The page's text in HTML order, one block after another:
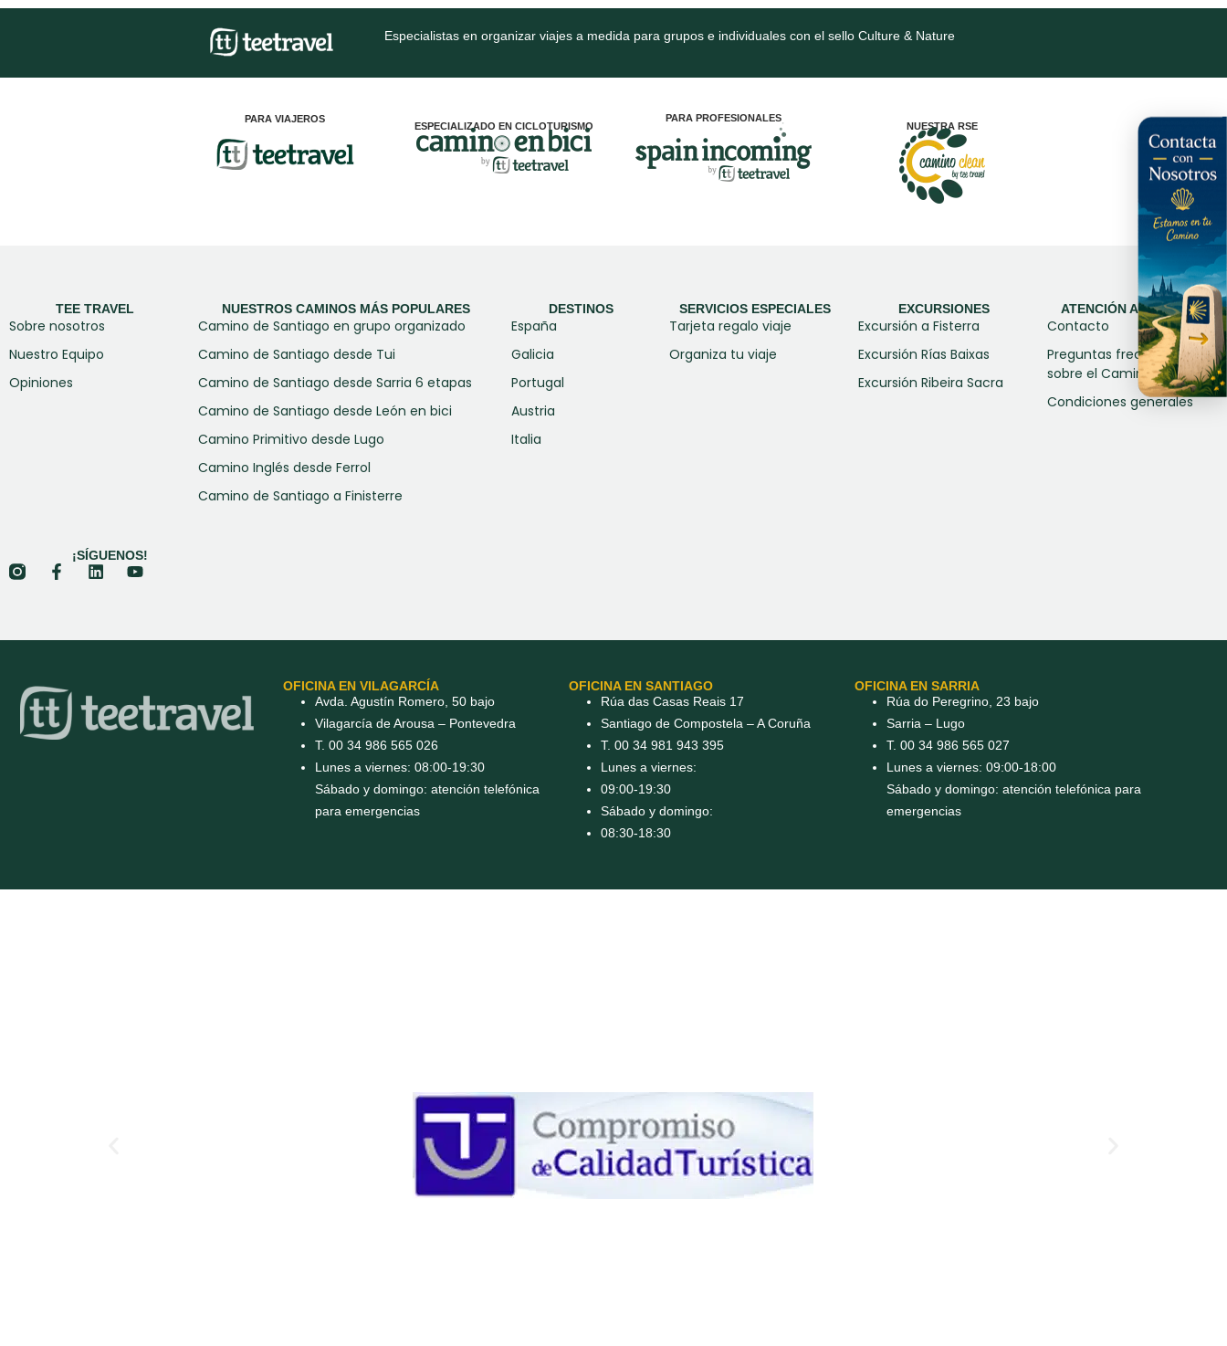
Especialistas en organizar viajes a medida para grupos e individuales con el sello Culture & Nature
PARA VIAJEROS
ESPECIALIZADO EN CICLOTURISMO
PARA PROFESIONALES
NUESTRA RSE
TEE TRAVEL
Sobre nosotros
Nuestro Equipo
Opiniones
NUESTROS CAMINOS MÁS POPULARES
Camino de Santiago en grupo organizado
Camino de Santiago desde Tui
Camino de Santiago desde Sarria 6 etapas
Camino de Santiago desde León en bici
Camino Primitivo desde Lugo
Camino Inglés desde Ferrol
Camino de Santiago a Finisterre
DESTINOS
España
Galicia
Portugal
Austria
Italia
SERVICIOS ESPECIALES
Tarjeta regalo viaje
Organiza tu viaje
EXCURSIONES
Excursión a Fisterra
Excursión Rías Baixas
Excursión Ribeira Sacra
ATENCIÓN AL CLIENTE
Contacto
Preguntas frecuentes
sobre el Camino
Condiciones generales
¡SÍGUENOS!
OFICINA EN VILAGARCÍA
Avda. Agustín Romero, 50 bajo
Vilagarcía de Arousa – Pontevedra
T. 00 34 986 565 026
Lunes a viernes: 08:00-19:30
Sábado y domingo: atención telefónica
para emergencias
OFICINA EN SANTIAGO
Rúa das Casas Reais 17
Santiago de Compostela – A Coruña
T. 00 34 981 943 395
Lunes a viernes:
09:00-19:30
Sábado y domingo:
08:30-18:30
OFICINA EN SARRIA
Rúa do Peregrino, 23 bajo
Sarria – Lugo
T. 00 34 986 565 027
Lunes a viernes: 09:00-18:00
Sábado y domingo: atención telefónica para
emergencias